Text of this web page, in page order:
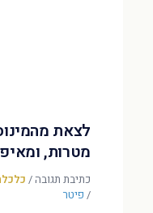
לצאת
מטרות,
כתיבת תגובה/
/ פיטר